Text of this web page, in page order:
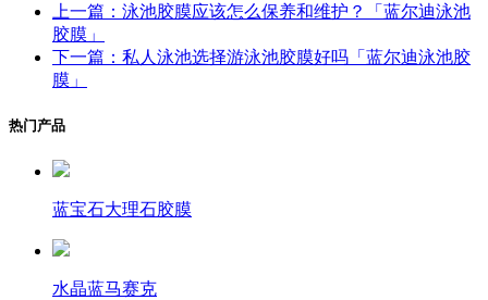
上一篇：泳池胶膜应该怎么保养和维护？「蓝尔迪泳池
胶膜」
下一篇：私人泳池选择游泳池胶膜好吗「蓝尔迪泳池胶
膜」
热门产品
蓝宝石大理石胶膜
水晶蓝马赛克